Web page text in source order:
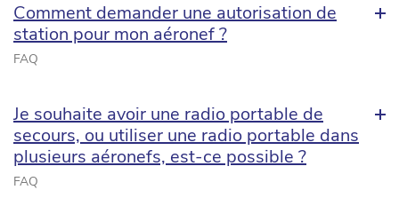
Comment demander une autorisation de
station pour mon aéronef ?
FAQ
Je souhaite avoir une radio portable de
secours, ou utiliser une radio portable dans
plusieurs aéronefs, est-ce possible ?
FAQ